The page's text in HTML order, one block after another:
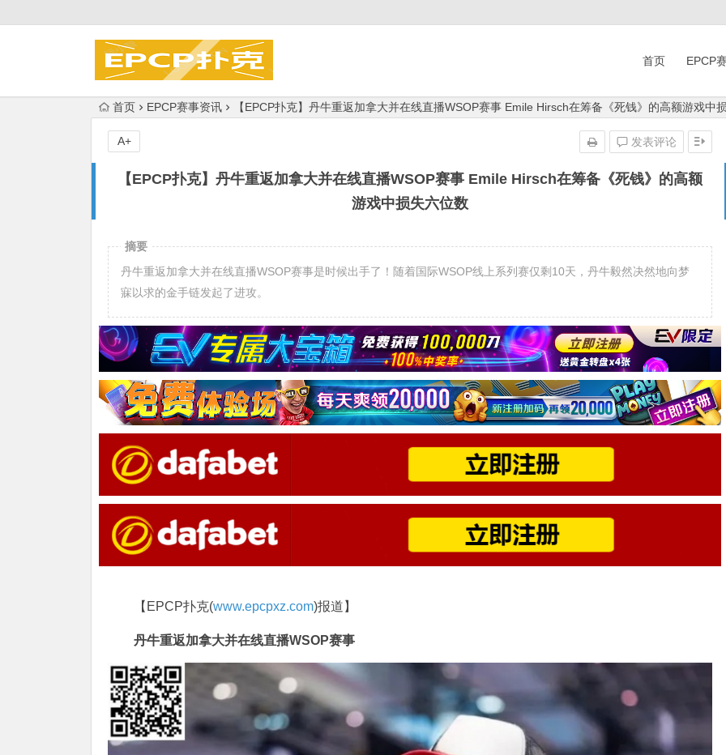
首页 EPCP
首页 EPCP赛事资讯 【EPCP扑克】丹牛重返加拿大并在线直播WSOP赛事 Emile Hirsch在筹备《死钱》的高额游戏中
【EPCP扑克】丹牛重返加拿大并在线直播WSOP赛事 Emile Hirsch在筹备《死钱》的高额
游戏中损失六位数
发表评论
A+
摘要
丹牛重返加拿大并在线直播WSOP赛事是时候出手了！随着国际WSOP线上系列赛仅剩10天，丹牛毅然决然地向梦
寐以求的金手链发起了进攻。
【EPCP扑克(www.epcpxz.com)报道】
丹牛重返加拿大并在线直播WSOP赛事